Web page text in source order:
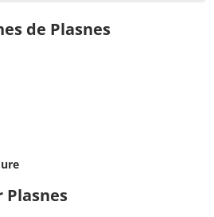
de Plasnes
Plasnes